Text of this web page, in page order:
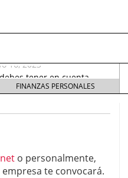
tener en cuenta
tecnologías? mayo
FINANZAS PERSONALES
o personalmente,
te convocará.